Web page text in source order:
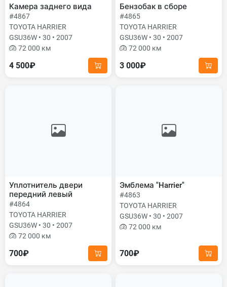
Камера заднего вида
#4867
TOYOTA HARRIER
GSU36W • 30 • 2007
72 000 км
4 500₽
Бензобак в сборе
#4865
TOYOTA HARRIER
GSU36W • 30 • 2007
72 000 км
3 000₽
Уплотнитель двери
передний левый
#4864
TOYOTA HARRIER
GSU36W • 30 • 2007
72 000 км
700₽
Эмблема "Harrier"
#4863
TOYOTA HARRIER
GSU36W • 30 • 2007
72 000 км
700₽